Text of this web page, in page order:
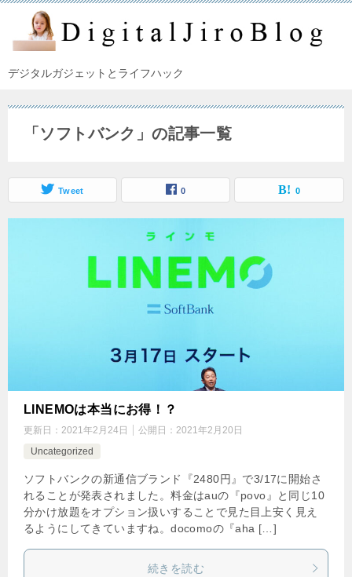
デジタルガジェットとライフハック
「ソフトバンク」の記事一覧
Tweet 0 0
LINEMOは本当にお得！？
更新日： 2021年2月24日 公開日： 2021年2月20日
Uncategorized
ソフトバンクの新通信ブランド『2480円』で3/17に開始さ
れることが発表されました。料金はauの『povo』と同じ10
分かけ放題をオプション扱いすることで見た目上安く見え
るようにしてきていますね。docomoの『aha […]
続きを読む